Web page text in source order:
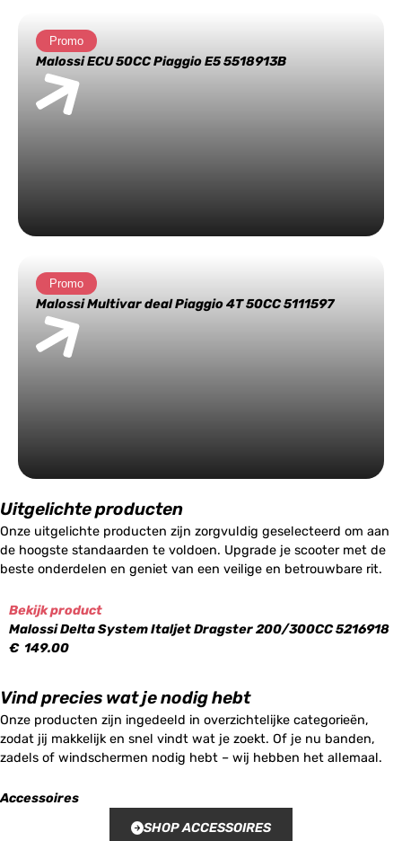
Promo
Malossi ECU 50CC Piaggio E5 5518913B
Promo
Malossi Multivar deal Piaggio 4T 50CC 5111597
Uitgelichte producten
Onze uitgelichte producten zijn zorgvuldig geselecteerd om aan
de hoogste standaarden te voldoen. Upgrade je scooter met de
beste onderdelen en geniet van een veilige en betrouwbare rit.
Bekijk product
Malossi Delta System Italjet Dragster 200/300CC 5216918
€ 149.00
Vind precies wat je nodig hebt
Onze producten zijn ingedeeld in overzichtelijke categorieën,
zodat jij makkelijk en snel vindt wat je zoekt. Of je nu banden,
zadels of windschermen nodig hebt – wij hebben het allemaal.
Accessoires
SHOP ACCESSOIRES